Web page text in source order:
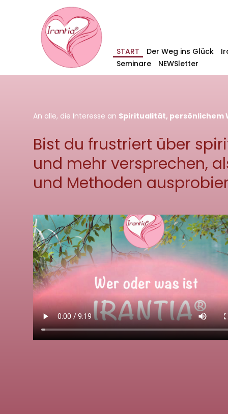
START Der Weg ins Glück
Seminare
NEWSletter
An alle, die Interesse an Spiritualität, persönlichem
Bist du frustriert über
und mehr versprechen,
und Methoden